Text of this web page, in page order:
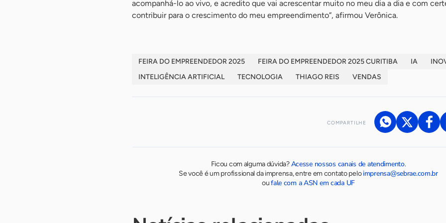
acompanhá-lo ao vivo, e acredito que vai acrescentar muito no meu dia a dia e com
contribuir para o crescimento do meu empreendimento”, afirmou Verônica.
FEIRA DO EMPREENDEDOR 2025 FEIRA DO EMPREENDEDOR 2025 CURITIBA IA
INTELIGÊNCIA ARTIFICIAL
TECNOLOGIA THIAGO REIS VENDAS
COMPARTILHE
Ficou com alguma dúvida?Acesse nossos canais de atendimento.
Se você é um profissional da imprensa, entre em contato peloimprensa@sebrae.com.br
oufale com a ASN em cada UF